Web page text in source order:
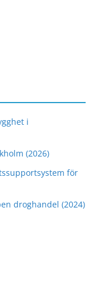
i
(2026)
för
droghandel (2024)